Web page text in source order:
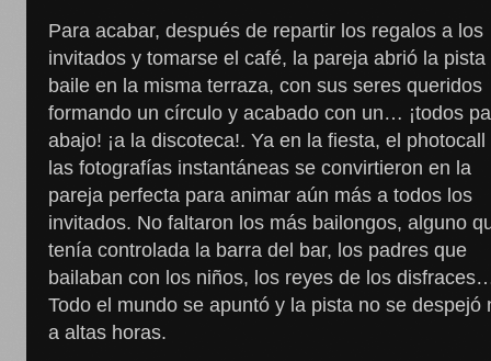
Para acabar, después de repartir los regalos a los
invitados y tomarse el café, la pareja abrió la pista
baile en la misma terraza, con sus seres queridos
formando un círculo y acabado con un… ¡todos
abajo! ¡a la discoteca!. Ya en la fiesta, el photocall
las fotografías instantáneas se convirtieron en la
pareja perfecta para animar aún más a todos los
invitados. No faltaron los más bailongos, alguno
tenía controlada la barra del bar, los padres que
bailaban con los niños, los reyes de los
Todo el mundo se apuntó y la pista no se despejó
a altas horas.